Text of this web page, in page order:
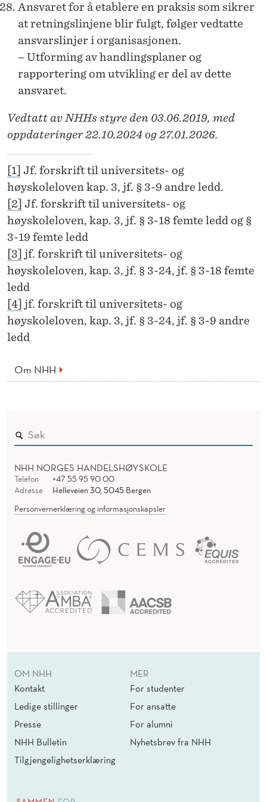
Ansvaret for å etablere en praksis som sikrer
at retningslinjene blir fulgt, følger vedtatte
ansvarslinjer i organisasjonen.
– Utforming av handlingsplaner og
rapportering om utvikling er del av dette
ansvaret.
Vedtatt av NHHs styre den 03.06.2019, med
oppdateringer 22.10.2024 og 27.01.2026.
[1] Jf. forskrift til universitets- og
høyskoleloven kap. 3, jf. § 3-9 andre ledd.
[2] Jf. forskrift til universitets- og
høyskoleloven, kap. 3, jf. § 3-18 femte ledd og §
3-19 femte ledd
[3] jf. forskrift til universitets- og
høyskoleloven, kap. 3, jf. § 3-24, jf. § 3-18 femte
ledd
[4] jf. forskrift til universitets- og
høyskoleloven, kap. 3, jf. § 3-24, jf. § 3-9 andre
ledd
Om NHH
NHH NORGES HANDELSHØYSKOLE
Telefon
+47 55 95 90 00
Adresse
Helleveien 30, 5045 Bergen
Personvernerklæring og informasjonskapsler
OM NHH
Kontakt
Ledige stillinger
Presse
NHH Bulletin
Tilgjengelighetserklæring
MER
For studenter
For ansatte
For alumni
Nyhetsbrev fra NHH